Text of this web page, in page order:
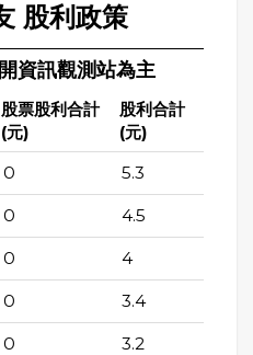
股利政策
資訊觀測站為主
股票股利合計
(元)
股利合計
(元)
0 5.3
0 4.5
0 4
0 3.4
0 3.2